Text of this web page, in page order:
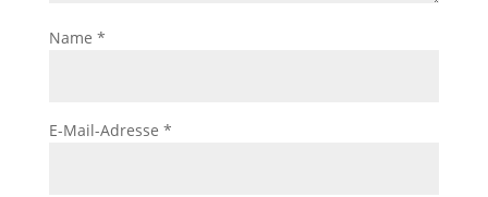
Name *
E-Mail-Adresse *